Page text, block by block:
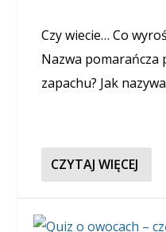
Czy wiecie… Co
Nazwa pomarańcza
zapachu? Jak
CZYTAJ WIĘCEJ